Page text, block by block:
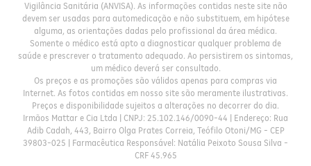
Vigilância Sanitária (ANVISA). As informações contidas neste site não
devem ser usadas para automedicação e não substituem, em hipótese
alguma, as orientações dadas pelo profissional da área médica.
Somente o médico está apto a diagnosticar qualquer problema de
saúde e prescrever o tratamento adequado. Ao persistirem os sintomas,
um médico deverá ser consultado.
Os preços e as promoções são válidos apenas para compras via
Internet. As fotos contidas em nosso site são meramente ilustrativas.
Preços e disponibilidade sujeitos a alterações no decorrer do dia.
Irmãos Mattar e Cia Ltda | CNPJ: 25.102.146/0090-44 | Endereço: Rua
Adib Cadah, 443, Bairro Olga Prates Correia, Teófilo Otoni/MG - CEP
39803-025 | Farmacêutica Responsável: Natália Peixoto Sousa Silva -
CRF 45.965